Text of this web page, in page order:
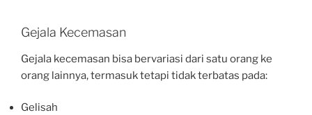
Gejala Kecemasan
Gejala kecemasan bisa bervariasi dari satu orang ke
orang lainnya, termasuk tetapi tidak terbatas pada:
Gelisah